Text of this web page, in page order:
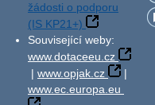
žádosti o podporu
(IS KP21+)
Související weby:
www.dotaceeu.cz
| www.opjak.cz
|
www.ec.europa.eu